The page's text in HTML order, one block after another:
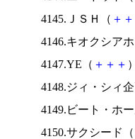
4145.ＪＳＨ（ ＋ ＋
4146.キオクシア
4147.YE（ ＋ ＋ ＋
4148.ジィ・シィ
4149.ビート・ホ
4150.サクシード（